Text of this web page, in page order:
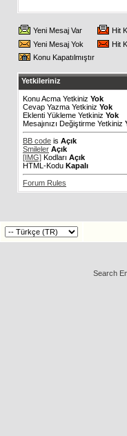
Yeni Mesaj Var
Hit
Yeni Mesaj Yok
Hit
Konu Kapatılmıştır
Yetkileriniz
Konu Acma Yetkiniz Yok
Cevap Yazma Yetkiniz Yok
Eklenti Yükleme Yetkiniz Yok
Mesajınızı Değiştirme Yetkiniz
BB code is Açık
Smileler Açık
[IMG] Kodları Açık
HTML-Kodu Kapalı
Forum Rules
Search